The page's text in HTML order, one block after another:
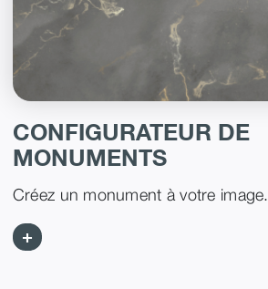
CONFIGURATEUR DE
MONUMENTS
Créez un monument à votre image.
+